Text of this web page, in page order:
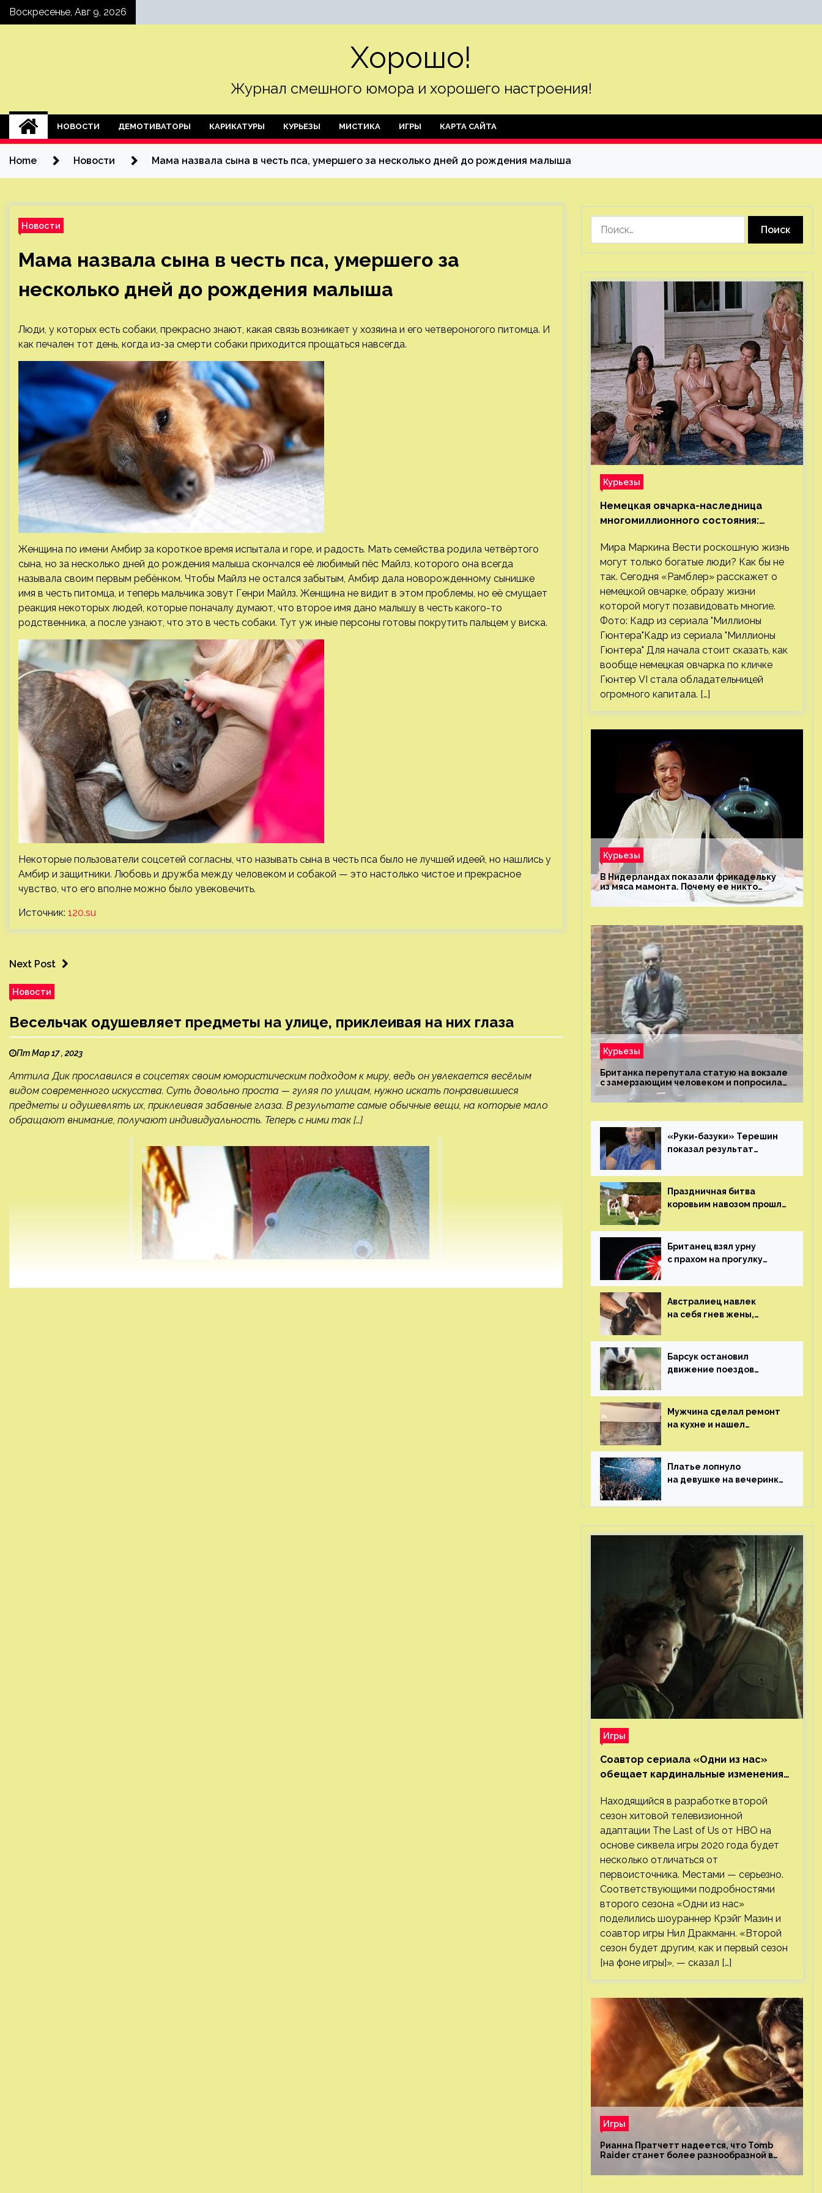
SkipВоскресенье, Авг 9, 2026
Хорошо!
Журнал смешного юмора и хорошего настроения!
НОВОСТИ ДЕМОТИВАТОРЫ КАРИКАТУРЫ КУРЬЕЗЫ МИСТИКА ИГРЫ КАРТА САЙТА
Home Новости Мама назвала сына в честь пса, умершего за несколько дней до рождения малыша
Новости
Мама назвала сына в честь пса, умершего за
несколько дней до рождения малыша
Люди, у которых есть собаки, прекрасно знают, какая связь возникает у хозяина и его четвероногого питомца. И
как печален тот день, когда из-за смерти собаки приходится прощаться навсегда.
Женщина по имени Амбир за короткое время испытала и горе, и радость. Мать семейства родила четвёртого
сына, но за несколько дней до рождения малыша скончался её любимый пёс Майлз, которого она всегда
называла своим первым ребёнком. Чтобы Майлз не остался забытым, Амбир дала новорожденному сынишке
имя в честь питомца, и теперь мальчика зовут Генри Майлз. Женщина не видит в этом проблемы, но её смущает
реакция некоторых людей, которые поначалу думают, что второе имя дано малышу в честь какого-то
родственника, а после узнают, что это в честь собаки. Тут уж иные персоны готовы покрутить пальцем у виска.
Некоторые пользователи соцсетей согласны, что называть сына в честь пса было не лучшей идеей, но нашлись у
Амбир и защитники. Любовь и дружба между человеком и собакой — это настолько чистое и прекрасное
чувство, что его вполне можно было увековечить.
Источник: 120.su
Next Post
Новости
Весельчак одушевляет предметы на улице, приклеивая на них глаза
Пт Мар 17 , 2023
Аттила Дик прославился в соцсетях своим юмористическим подходом к миру, ведь он увлекается весёлым
видом современного искусства. Суть довольно проста — гуляя по улицам, нужно искать понравившиеся
предметы и одушевлять их, приклеивая забавные глаза. В результате самые обычные вещи, на которые мало
обращают внимание, получают индивидуальность. Теперь с ними так […]
Курьезы
Немецкая овчарка-наследница
многомиллионного состояния:
Мира Маркина Вести роскошную жизнь
могут только богатые люди? Как бы не
так. Сегодня «Рамблер» расскажет о
немецкой овчарке, образу жизни
которой могут позавидовать многие.
Фото: Кадр из сериала "Миллионы
Гюнтера"Кадр из сериала "Миллионы
Гюнтера" Для начала стоит сказать, как
вообще немецкая овчарка по кличке
Гюнтер VI стала обладательницей
огромного капитала. […]
Курьезы
В Нидерландах показали фрикадельку
из мяса мамонта. Почему ее никто
Курьезы
Британка перепутала статую на вокзале
с замерзающим человеком и попросила
о помощи
«Руки-базуки» Терешин
показал результат
Праздничная битва
коровьим навозом прошла
Британец взял урну
с прахом на прогулку
Австралиец навлек
на себя гнев жены,
с ее неудачной
фотографией
Барсук остановил
движение поездов
Мужчина сделал ремонт
на кухне и нашел
возрастом 400 лет
Платье лопнуло
на девушке на вечеринке
Игры
Соавтор сериала «Одни из нас»
обещает кардинальные изменения
Находящийся в разработке второй
сезон хитовой телевизионной
адаптации The Last of Us от HBO на
основе сиквела игры 2020 года будет
несколько отличаться от
первоисточника. Местами — серьезно.
Соответствующими подробностями
второго сезона «Одни из нас»
поделились шоураннер Крэйг Мазин и
соавтор игры Нил Дракманн. «Второй
сезон будет другим, как и первый сезон
[на фоне игры]», — сказал […]
Игры
Рианна Пратчетт надеется, что Tomb
Raider станет более разнообразной в
плане репрезентации